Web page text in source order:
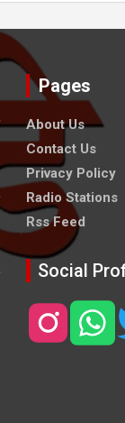
Pages
About Us
Contact Us
Privacy Policy
Radio Stations
Rss Feed
Social